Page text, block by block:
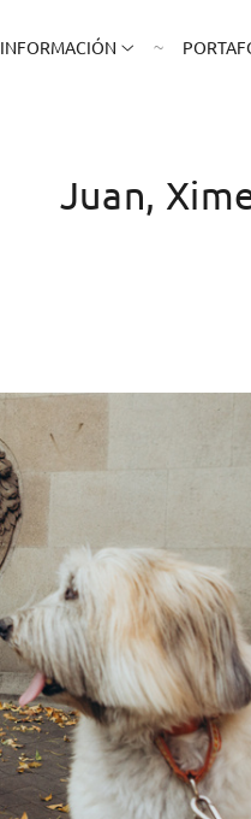
INFORMACIÓN
Juan,